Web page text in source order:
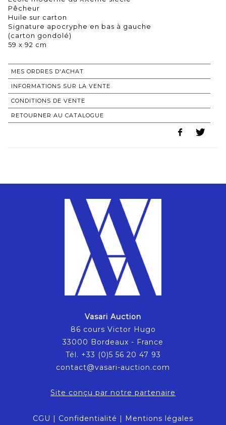
Pêcheur
Huile sur carton
Signature apocryphe en bas à gauche
(carton gondolé)
59 x 92 cm
MES ORDRES D'ACHAT
INFORMATIONS SUR LA VENTE
CONDITIONS DE VENTE
RETOURNER AU CATALOGUE
Vasari Auction
86 cours Victor Hugo
33000 Bordeaux - France
Tél. +33 (0)5 56 20 47 93
contact@vasari-auction.com
Site conçu par notre partenaire
CGU | Confidentialité | Mentions légales